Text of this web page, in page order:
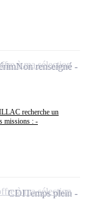
recherche un
missions : -
Non renseigné
à ma sélection
CDITemps plein
à ma sélection